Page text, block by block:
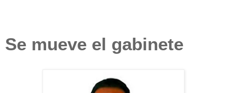
Se mueve el gabinete